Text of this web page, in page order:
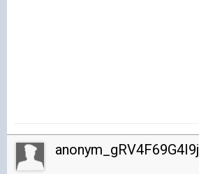
anonym_gRV4F69G4I9j